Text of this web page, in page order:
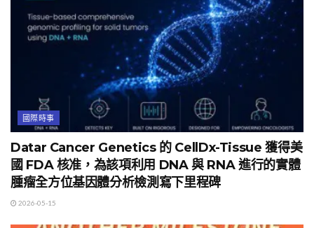
國際時事
Datar Cancer Genetics 的 CellDx-Tissue 獲得美
國 FDA 核准，為該項利用 DNA 與 RNA 進行的實體
腫瘤全方位基因體分析檢測寫下里程碑
2026-05-15